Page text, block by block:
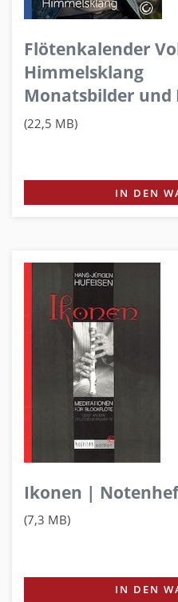
Flötenkalender
Himmelsklang
Monatsbilder und
(22,5 MB)
IN DEN
Ikonen |
(7,3 MB)
IN DEN